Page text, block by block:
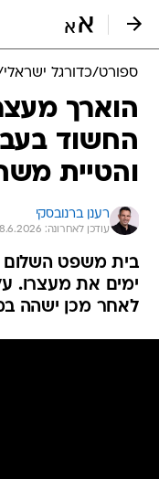
ספורט/כדורגל ישראלי
הוארך
החשוד
והטיית
רענן ברנובסקי
עודכן לאחרונה: 18.6.2026 / 13:30
בית משפט השלום
ימים את מעצרו.
לאחר מכן ישהה